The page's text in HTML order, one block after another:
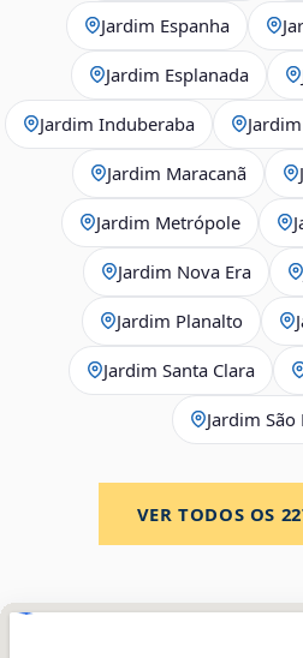
Jardim Espanha
Jardim Esplanada
Jardim Induberaba
Jardim Maracanã
Jardim Metrópole
Jardim Nova Era
Jardim Planalto
Jardim Santa Clara
Jardim São
VER TODOS OS